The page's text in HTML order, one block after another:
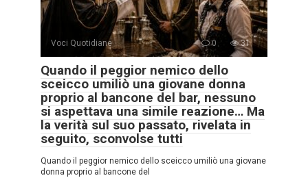
Voci Quotidiane 0 31
Quando il peggior nemico dello
sceicco umiliò una giovane donna
proprio al bancone del bar, nessuno
si aspettava una simile reazione… Ma
la verità sul suo passato, rivelata in
seguito, sconvolse tutti
Quando il peggior nemico dello sceicco umiliò una giovane
donna proprio al bancone del